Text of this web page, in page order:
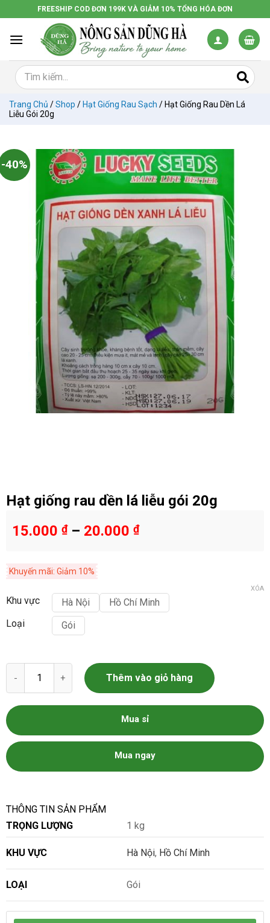
đến
dung
FREESHIP COD ĐƠN 199K VÀ GIẢM 10% TỔNG HÓA ĐƠN
Trang Chủ /Shop / Hạt Giống Rau Sạch / Hạt Giống Rau Dền Lá
Liễu Gói 20g
-40%
Hạt giống rau dền lá liễu gói 20g
15.000 ₫– 20.000 ₫
Khuyến mãi: Giảm 10%
Khu vực Hà Nội
Hồ Chí Minh
Loại
Gói
XÓA
Hạt giống rau dền lá liễu gói 20g số lượng
Thêm vào giỏ hàng
Mua sỉ
Mua ngay
THÔNG TIN SẢN PHẨM
TRỌNG LƯỢNG
1 kg
KHU VỰC Hà Nội, Hồ Chí Minh
LOẠI Gói